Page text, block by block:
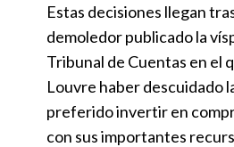
Estas decisiones llegan
demoledor publicado la
Tribunal de Cuentas en el
Louvre haber descuidado
preferido invertir en
con sus importantes